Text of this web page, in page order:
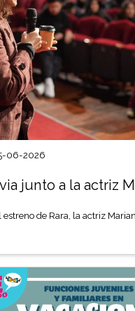
06-2026
junto a la actriz
estreno de Rara, la actriz